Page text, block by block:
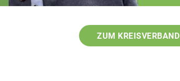
ZUM KREISVERBAND